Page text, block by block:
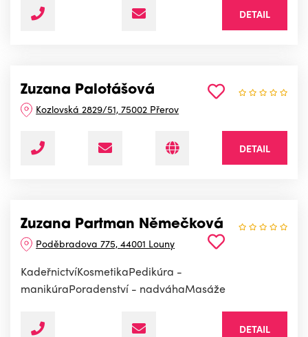
DETAIL
Zuzana Palotášová
Kozlovská 2829/51, 75002 Přerov
DETAIL
Zuzana Partman Němečková
Poděbradova 775, 44001 Louny
KadeřnictvíKosmetikaPedikúra -
manikúraPoradenství - nadváhaMasáže
DETAIL